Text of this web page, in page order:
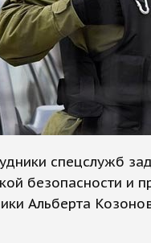
спецслужб
безопасности и
Альберта